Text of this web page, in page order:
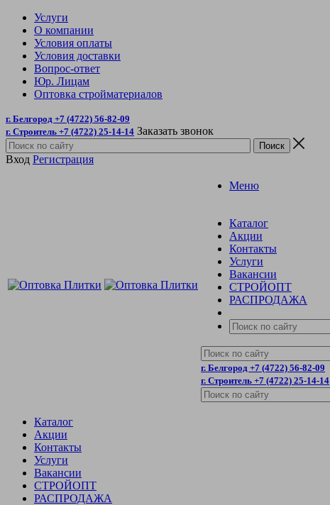
Услуги
О компании
Условия оплаты
Условия доставки
Вопрос-ответ
Юр. Лицам
Оптовка стройматериалов
г. Белгород +7 (4722) 56-82-09
г. Строитель +7 (4722) 25-14-14 Заказать звонок
Вход Регистрация
Меню
Каталог
Акции
Контакты
Услуги
Вакансии
СТРОЙОПТ
РАСПРОДАЖА
г. Белгород +7 (4722) 56-82-09
г. Строитель +7 (4722) 25-14-14
Каталог
Акции
Контакты
Услуги
Вакансии
СТРОЙОПТ
РАСПРОДАЖА